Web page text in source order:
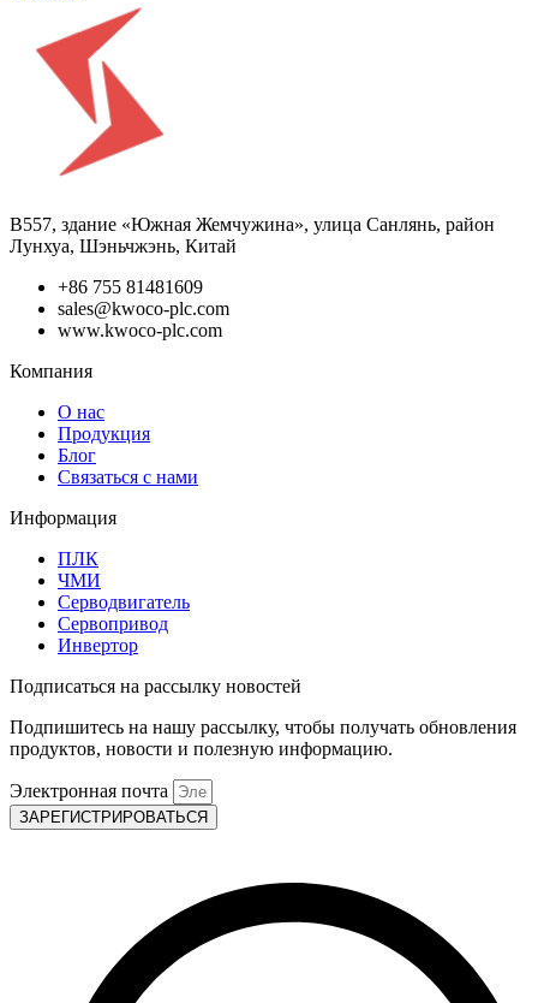
B557, здание «Южная Жемчужина», улица Санлянь, район
Лунхуа, Шэньчжэнь, Китай
+86 755 81481609
sales@kwoco-plc.com
www.kwoco-plc.com
Компания
О нас
Продукция
Блог
Связаться с нами
Информация
ПЛК
ЧМИ
Серводвигатель
Сервопривод
Инвертор
Подписаться на рассылку новостей
Подпишитесь на нашу рассылку, чтобы получать обновления
продуктов, новости и полезную информацию.
Электронная почта
ЗАРЕГИСТРИРОВАТЬСЯ